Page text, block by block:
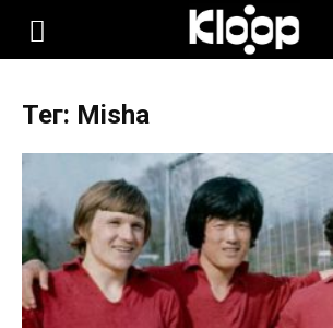
KLOOP.KG
Новости
Кыргызстана
Тег: Misha